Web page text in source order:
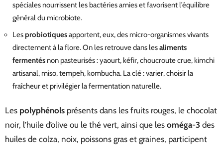
spéciales nourrissent les bactéries amies et favorisent l’équilibre
général du microbiote.
Lesprobiotiquesapportent, eux, des micro-organismes vivants
directement à la flore. On les retrouve dans lesaliments
fermentés non pasteurisés : yaourt, kéfir, choucroute crue, kimchi
artisanal, miso, tempeh, kombucha. La clé : varier, choisir la
fraîcheur et privilégier la fermentation naturelle.
Les polyphénols présents dans les fruits rouges, le chocolat
noir, l’huile d’olive ou le thé vert, ainsi que les oméga-3 des
huiles de colza, noix, poissons gras et graines, participent